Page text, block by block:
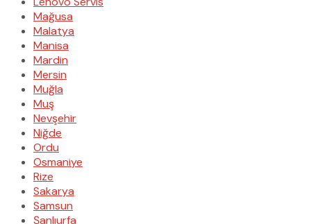
Mağusa
Malatya
Manisa
Mardin
Mersin
Muğla
Muş
Nevşehir
Niğde
Ordu
Osmaniye
Rize
Sakarya
Samsun
Şanlıurfa